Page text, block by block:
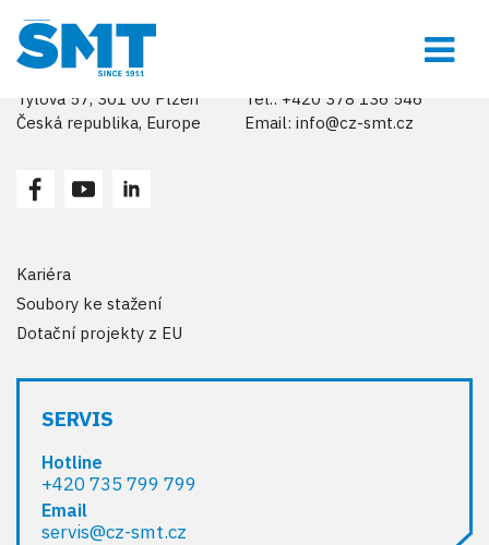
ŠMT a.s.
Tylova 57, 301 00 Plzeň
Česká republika, Europe
Tel.: +420 378 136 546
Email: info@cz-smt.cz
Kariéra
Soubory ke stažení
Dotační projekty z EU
SERVIS
Hotline
+420 735 799 799
Email
servis@cz-smt.cz